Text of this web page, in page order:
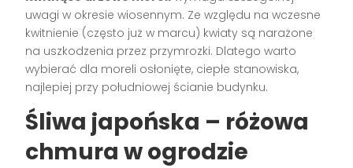
uwagi w okresie wiosennym. Ze względu na wczesne
kwitnienie (często już w marcu) kwiaty są narażone
na uszkodzenia przez przymrozki. Dlatego warto
wybierać dla moreli osłonięte, ciepłe stanowiska,
najlepiej przy południowej ścianie budynku.
Śliwa japońska – różowa
chmura w ogrodzie